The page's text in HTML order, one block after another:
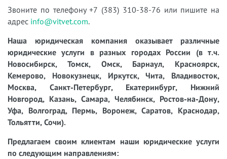
Звоните по телефону +7 (383) 310-38-76 или пишите на
адрес info@vitvet.com.
Наша юридическая компания оказывает различные
юридические услуги в разных городах России (в т.ч.
Новосибирск, Томск, Омск, Барнаул, Красноярск,
Кемерово, Новокузнецк, Иркутск, Чита, Владивосток,
Москва, Санкт-Петербург, Екатеринбург, Нижний
Новгород, Казань, Самара, Челябинск, Ростов-на-Дону,
Уфа, Волгоград, Пермь, Воронеж, Саратов, Краснодар,
Тольятти, Сочи).
Предлагаем своим клиентам наши юридические услуги
по следующим направлениям: